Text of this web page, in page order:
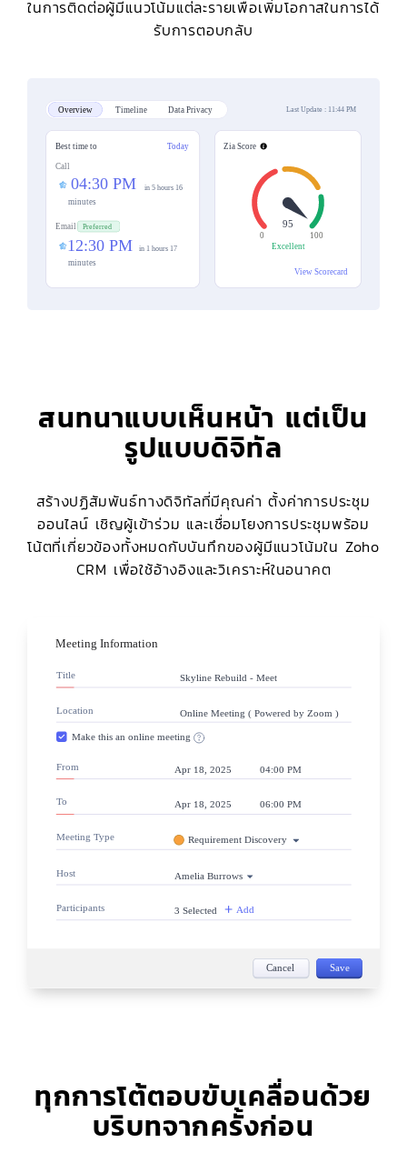
ในการติดต่อผู้มีแนวโน้มแต่ละรายเพื่อเพิ่มโอกาสในการได้
รับการตอบกลับ
สนทนาแบบเห็นหน้า แต่เป็น
รูปแบบดิจิทัล
สร้างปฏิสัมพันธ์ทางดิจิทัลที่มีคุณค่า ตั้งค่าการประชุม
ออนไลน์ เชิญผู้เข้าร่วม และเชื่อมโยงการประชุมพร้อม
โน้ตที่เกี่ยวข้องทั้งหมดกับบันทึกของผู้มีแนวโน้มใน Zoho
CRM เพื่อใช้อ้างอิงและวิเคราะห์ในอนาคต
ทุกการโต้ตอบขับเคลื่อนด้วย
บริบทจากครั้งก่อน